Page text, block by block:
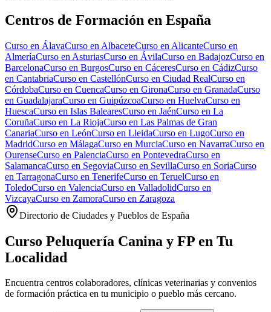
Centros de Formación en España
Curso en ÁlavaCurso en AlbaceteCurso en AlicanteCurso en
AlmeríaCurso en AsturiasCurso en ÁvilaCurso en BadajozCurso en
BarcelonaCurso en BurgosCurso en CáceresCurso en CádizCurso
en CantabriaCurso en CastellónCurso en Ciudad RealCurso en
CórdobaCurso en CuencaCurso en GironaCurso en GranadaCurso
en GuadalajaraCurso en GuipúzcoaCurso en HuelvaCurso en
HuescaCurso en Islas BalearesCurso en JaénCurso en La
CoruñaCurso en La RiojaCurso en Las Palmas de Gran
CanariaCurso en LeónCurso en LleidaCurso en LugoCurso en
MadridCurso en MálagaCurso en MurciaCurso en NavarraCurso en
OurenseCurso en PalenciaCurso en PontevedraCurso en
SalamancaCurso en SegoviaCurso en SevillaCurso en SoriaCurso
en TarragonaCurso en TenerifeCurso en TeruelCurso en
ToledoCurso en ValenciaCurso en ValladolidCurso en
VizcayaCurso en ZamoraCurso en Zaragoza
Directorio de Ciudades y Pueblos de España
Curso Peluquería Canina y FP en Tu
Localidad
Encuentra centros colaboradores, clínicas veterinarias y convenios
de formación práctica en tu municipio o pueblo más cercano.